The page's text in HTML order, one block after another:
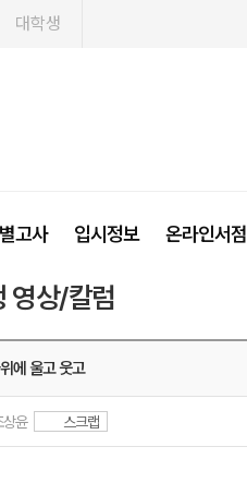
대학생
고사 입시정보 온라인서점
영상/칼럼
에 울고 웃고
상윤 스크랩